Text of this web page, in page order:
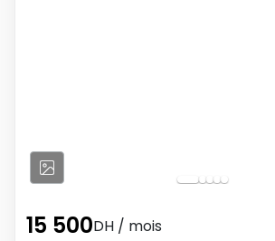
15 500DH / mois